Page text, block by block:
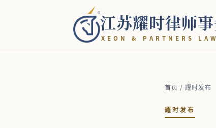
江苏耀时律师
X E O N & P A R T N E R S L A W
首页 / 耀时发布
耀时发布